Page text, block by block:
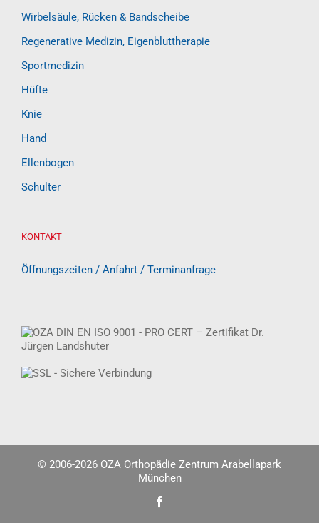
Wirbelsäule, Rücken & Bandscheibe
Regenerative Medizin, Eigenbluttherapie
Sportmedizin
Hüfte
Knie
Hand
Ellenbogen
Schulter
KONTAKT
Öffnungszeiten / Anfahrt / Terminanfrage
© 2006-2026 OZA Orthopädie Zentrum Arabellapark
München